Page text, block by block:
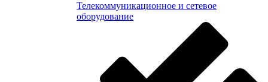
Телекоммуникационное и сетевое
оборудование